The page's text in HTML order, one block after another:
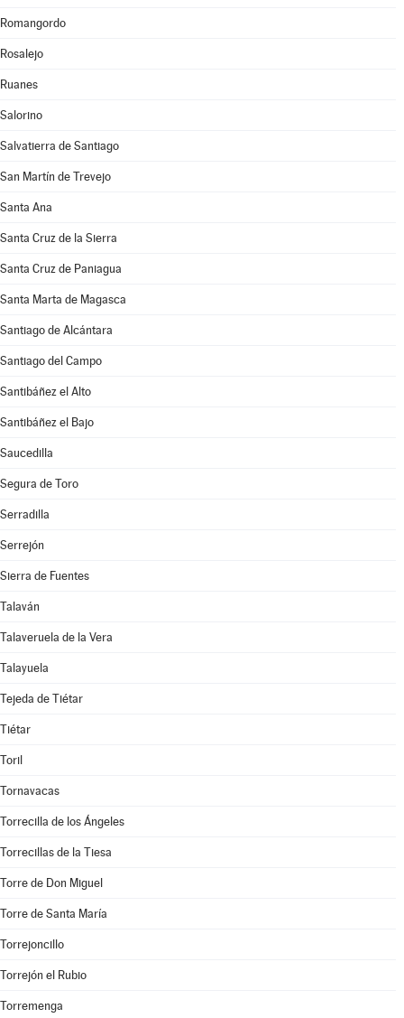
Romangordo
Rosalejo
Ruanes
Salorino
Salvatierra de Santiago
San Martín de Trevejo
Santa Ana
Santa Cruz de la Sierra
Santa Cruz de Paniagua
Santa Marta de Magasca
Santiago de Alcántara
Santiago del Campo
Santibáñez el Alto
Santibáñez el Bajo
Saucedilla
Segura de Toro
Serradilla
Serrejón
Sierra de Fuentes
Talaván
Talaveruela de la Vera
Talayuela
Tejeda de Tiétar
Tiétar
Toril
Tornavacas
Torrecilla de los Ángeles
Torrecillas de la Tiesa
Torre de Don Miguel
Torre de Santa María
Torrejoncillo
Torrejón el Rubio
Torremenga